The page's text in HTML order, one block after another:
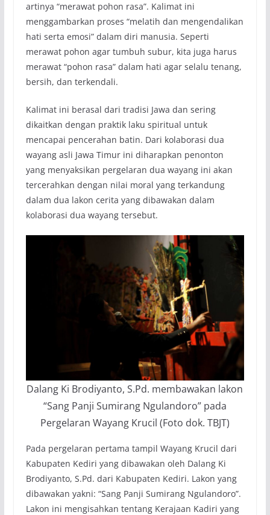
artinya “merawat pohon rasa”. Kalimat ini
menggambarkan proses “melatih dan mengendalikan
hati serta emosi” dalam diri manusia. Seperti
merawat pohon agar tumbuh subur, kita juga harus
merawat “pohon rasa” dalam hati agar selalu tenang,
bersih, dan terkendali.
Kalimat ini berasal dari tradisi Jawa dan sering
dikaitkan dengan praktik laku spiritual untuk
mencapai pencerahan batin. Dari kolaborasi dua
wayang asli Jawa Timur ini diharapkan penonton
yang menyaksikan pergelaran dua wayang ini akan
tercerahkan dengan nilai moral yang terkandung
dalam dua lakon cerita yang dibawakan dalam
kolaborasi dua wayang tersebut.
Dalang Ki Brodiyanto, S.Pd. membawakan lakon
“Sang Panji Sumirang Ngulandoro” pada
Pergelaran Wayang Krucil (Foto dok. TBJT)
Pada pergelaran pertama tampil Wayang Krucil dari
Kabupaten Kediri yang dibawakan oleh Dalang Ki
Brodiyanto, S.Pd. dari Kabupaten Kediri. Lakon yang
dibawakan yakni: “Sang Panji Sumirang Ngulandoro”.
Lakon ini mengisahkan tentang Kerajaan Kadiri yang